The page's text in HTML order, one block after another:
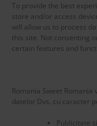
To provide the best
store and/or access
will allow us to process
this site. Not consenting
certain features and
Romania Sweet
datelor Dvs. cu caracter
Publicitate